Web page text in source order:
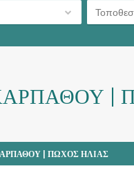
|
| ΠΩΧΟΣ ΗΛΙΑΣ